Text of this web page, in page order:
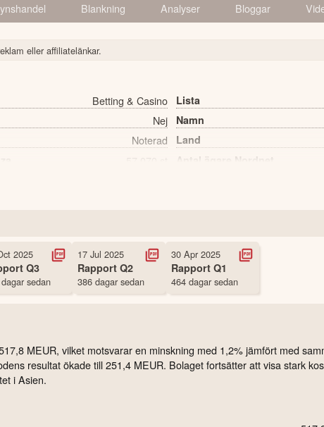
Blankning Analyser Bloggar
eller affiliatelänkar.
Betting & Casino Lista
Nej Namn
Noterad Land
Antal ägare Nordnet
2025
Q3
sedan
17 Jul 2025
Rapport Q2
386 dagar sedan
30 Apr 2025
Rapport Q1
464 dagar sedan
MEUR, vilket motsvarar en minskning med 1,2% jämfört med
resultat ökade till 251,4 MEUR. Bolaget fortsätter att visa stark
i Asien.